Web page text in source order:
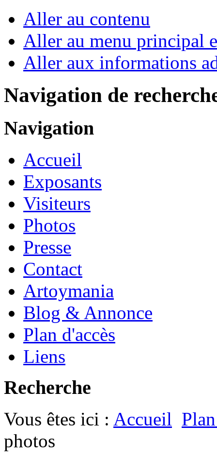
Aller au contenu
Aller au menu principal
Aller aux informations
Navigation de
Navigation
Accueil
Exposants
Visiteurs
Photos
Presse
Contact
Artoymania
Blog & Annonce
Plan d'accès
Liens
Recherche
Vous êtes ici : Accueil
photos